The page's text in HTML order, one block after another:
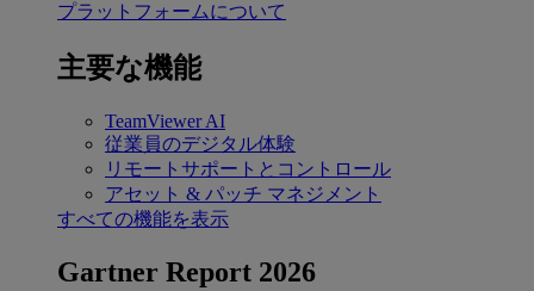
プラットフォームについて
主要な機能
TeamViewer AI
従業員のデジタル体験
リモートサポートとコントロール
アセット & パッチ マネジメント
すべての機能を表示
Gartner Report 2026